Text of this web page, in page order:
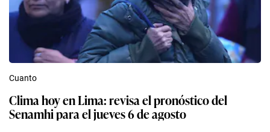
Cuanto
Clima hoy en Lima: revisa el pronóstico del
Senamhi para el jueves 6 de agosto